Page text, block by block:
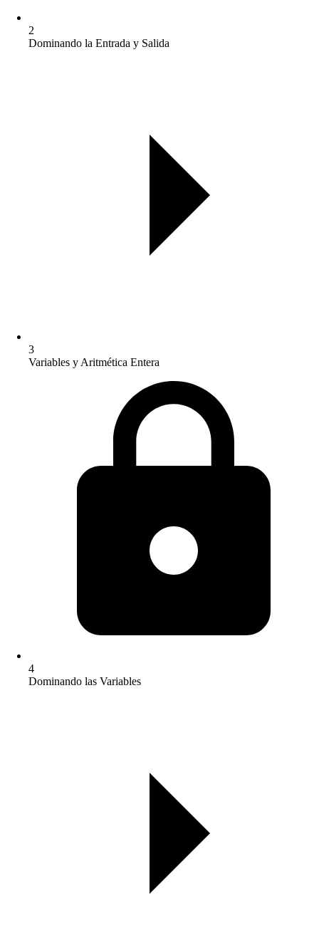
2
Dominando la Entrada y Salida
3
Variables y Aritmética Entera
4
Dominando las Variables